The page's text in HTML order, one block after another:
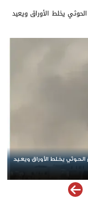
يخلط الأوراق ويعيد
على مواصلة التصعيد